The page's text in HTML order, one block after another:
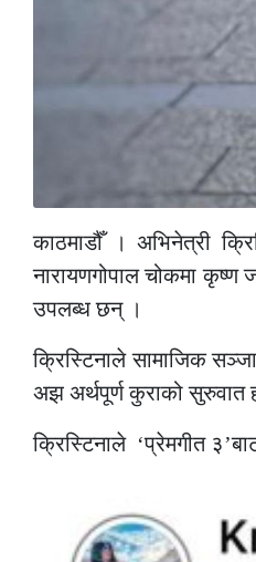
काठमाडौँ । अभिनेत्री
नारायणगोपाल चोकमा कृष्ण
उपलब्ध छन् ।
क्रिस्टिनाले सामाजिक
अझ अर्थपूर्ण कुराको सुरुवात
क्रिस्टिनाले ‘प्रेमगीत